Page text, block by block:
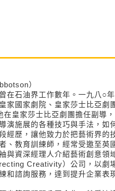
）
在石油界工作數年。一九八○年
家國家劇院、皇家莎士比亞劇
在皇家莎士比亞劇團擔任副導
演施展的各種技巧與手法，如
經歷，讓他致力於把藝術界的
、教育訓練師，經常受邀至英
與資深經理人介紹藝術創意領
Creativity）公司，以劇
和諮詢服務，達到提升企業表